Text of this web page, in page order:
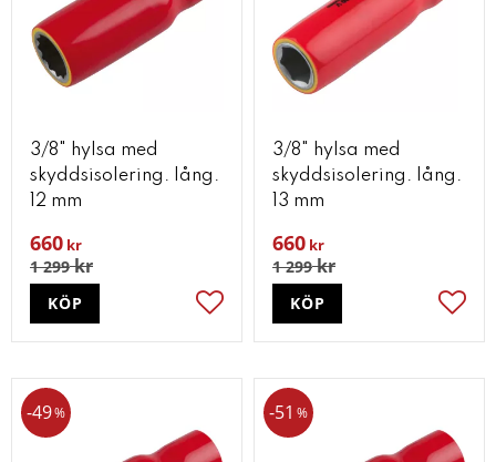
3/8" hylsa med
skyddsisolering. lång.
12 mm
660 kr
1 299kr
Lägg till i favoriter
KÖP
3/8" hylsa med
skyddsisolering. lång.
13 mm
660 kr
1 299kr
KÖP
49% 51 %